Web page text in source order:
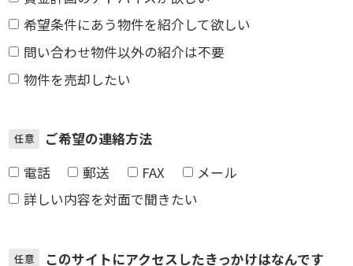
希望条件にあう物件を紹介して欲しい
問い合わせ物件以外の紹介は不要
物件を売却したい
任意
ご希望の連絡方法
電話
郵送 FAX
メール
詳しい内容を対面で聞きたい
任意
このサイトにアクセスしたきっかけはなんです